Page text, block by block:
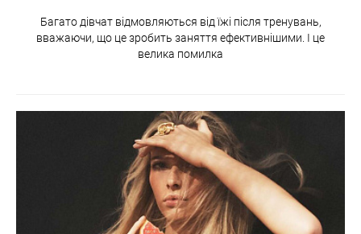
Багато дівчат відмовляються від їжі після тренувань,
вважаючи, що це зробить заняття ефективнішими. І це
велика помилка